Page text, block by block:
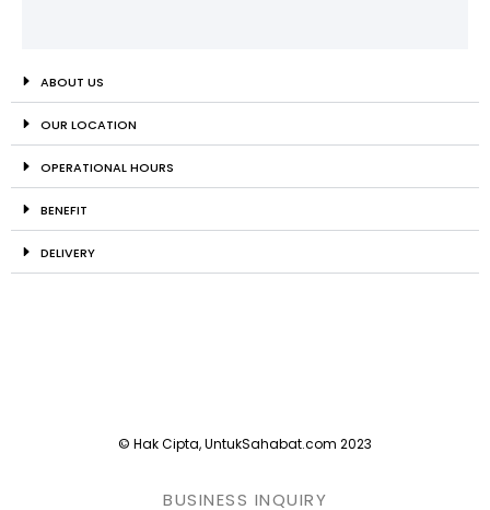
ABOUT US
OUR LOCATION
OPERATIONAL HOURS
BENEFIT
DELIVERY
© Hak Cipta, UntukSahabat.com 2023
BUSINESS INQUIRY